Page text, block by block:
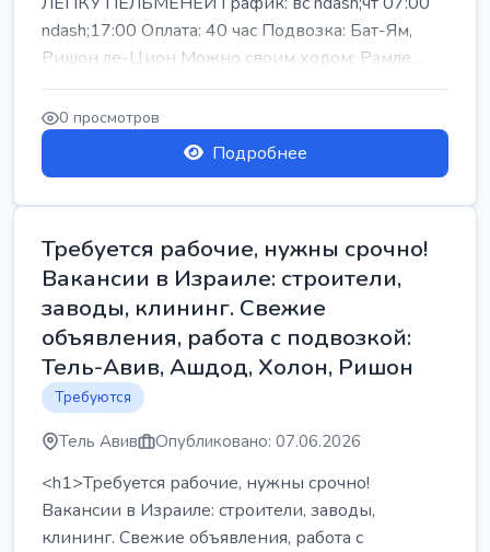
ndash;17:00 Оплата: 40 час Подвозка: Бат-Ям,
Ришон ле-Цион Можно своим ходом: Рамле...
0 просмотров
Подробнее
Требуется рабочие, нужны срочно!
Вакансии в Израиле: строители,
заводы, клининг. Свежие
объявления, работа с подвозкой:
Тель-Авив, Ашдод, Холон, Ришон
Требуются
Тель Авив Опубликовано: 07.06.2026
<h1>Требуется рабочие, нужны срочно!
Вакансии в Израиле: строители, заводы,
клининг. Свежие объявления, работа с